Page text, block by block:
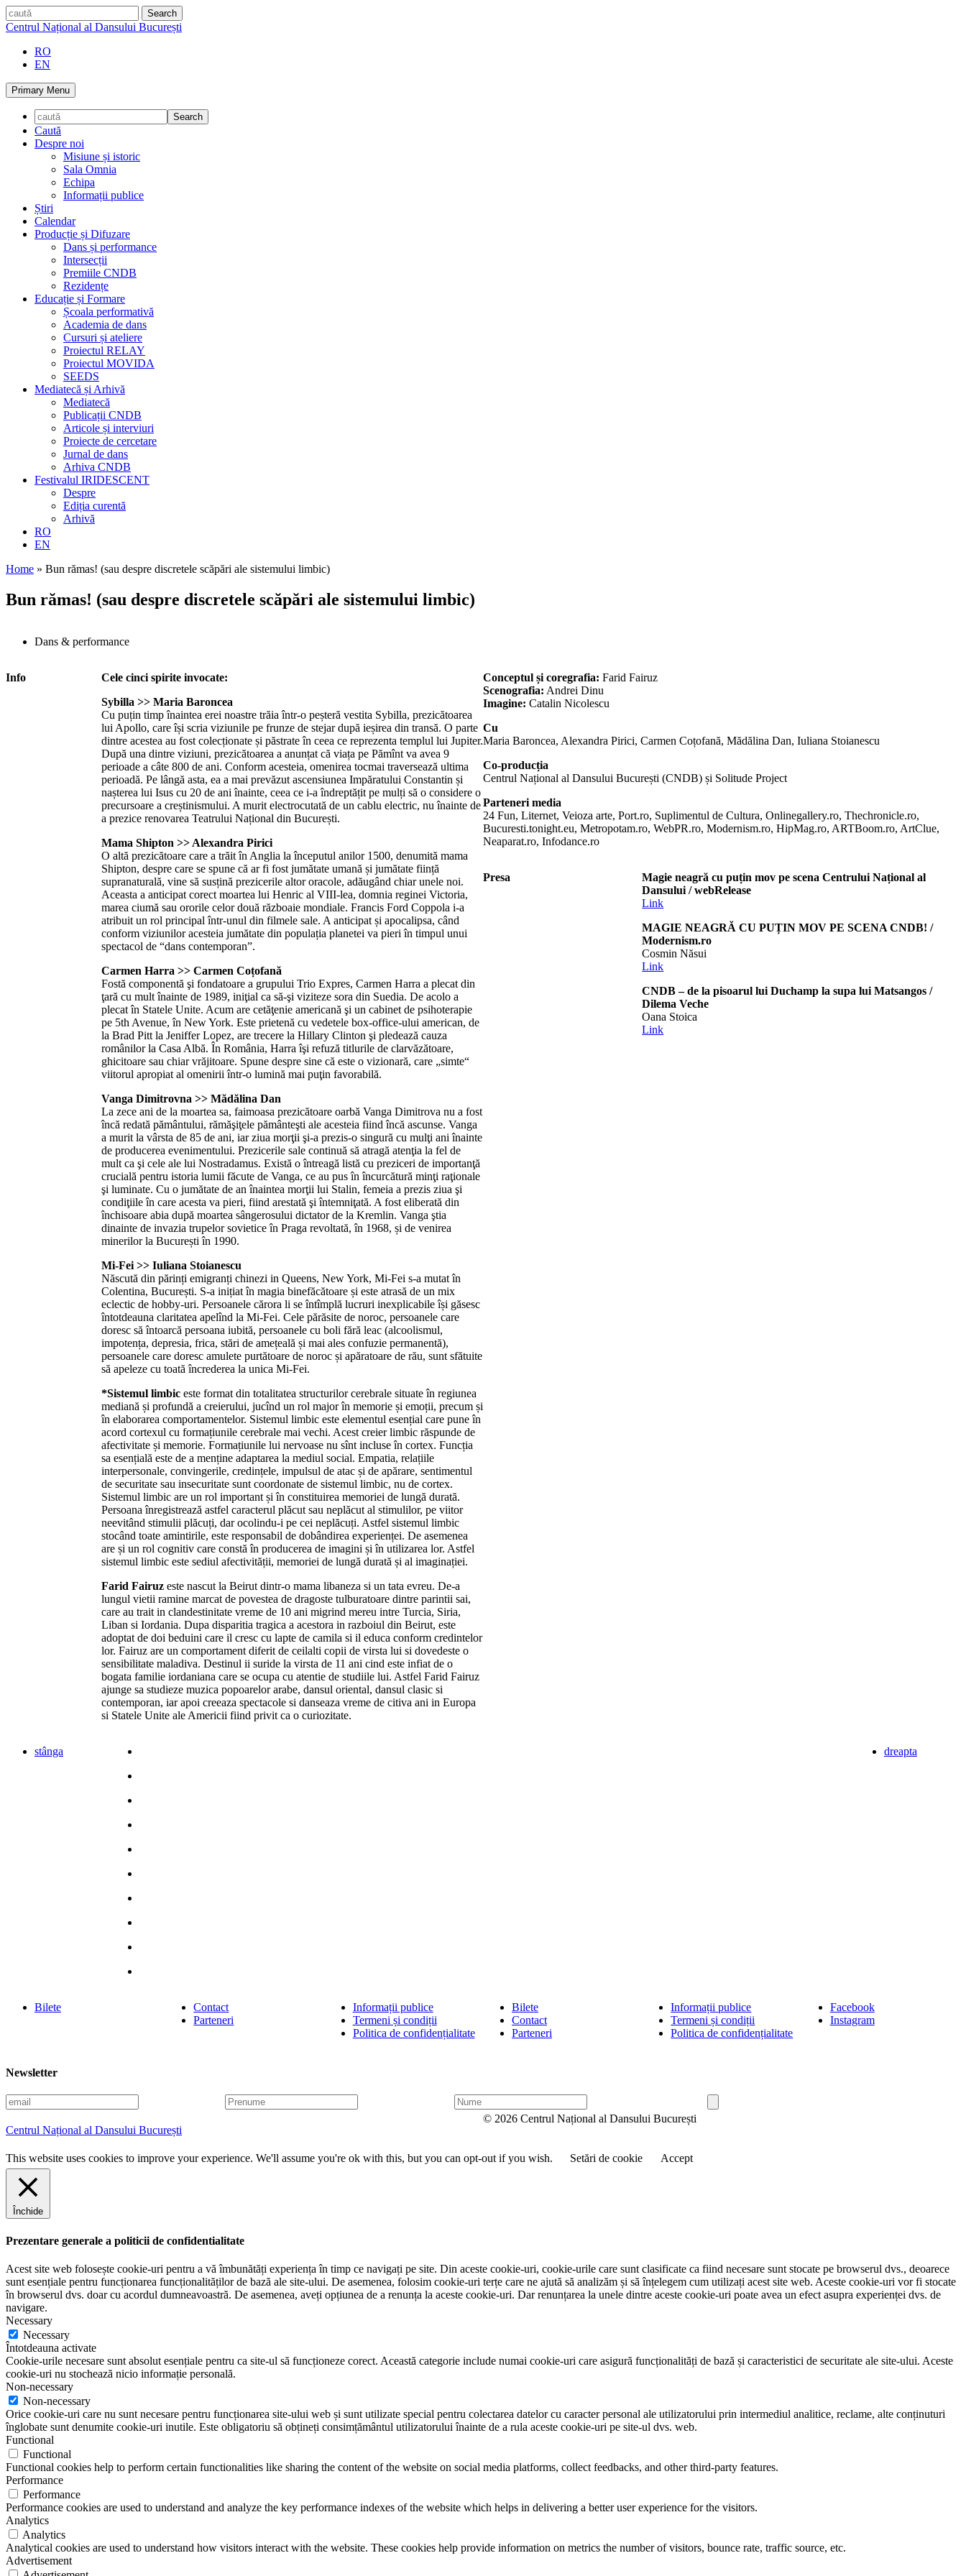
Skip
to
caută
Centrul Național al Dansului București
RO
EN
Primary Menu
Caută
Despre noi
Misiune și istoric
Sala Omnia
Echipa
Informații publice
Știri
Calendar
Producție și Difuzare
Dans și performance
Intersecții
Premiile CNDB
Rezidențe
Educație și Formare
Școala performativă
Academia de dans
Cursuri și ateliere
Proiectul RELAY
Proiectul MOVIDA
SEEDS
Mediatecă și Arhivă
Mediatecă
Publicații CNDB
Articole și interviuri
Proiecte de cercetare
Jurnal de dans
Arhiva CNDB
Festivalul IRIDESCENT
Despre
Ediția curentă
Arhivă
RO
EN
Home » Bun rămas! (sau despre discretele scăpări ale sistemului limbic)
Bun rămas! (sau despre discretele scăpări ale sistemului limbic)
Dans & performance
Info
Cele cinci spirite invocate:
Sybilla >> Maria Baroncea
Cu puțin timp înaintea erei noastre trăia într-o peșteră vestita Sybilla, prezicătoarea
lui Apollo, care își scria viziunile pe frunze de stejar după ieșirea din transă. O parte
dintre acestea au fost colecționate și păstrate în ceea ce reprezenta templul lui Jupiter.
După una dintre viziuni, prezicătoarea a anunțat că viața pe Pămînt va avea 9
perioade a câte 800 de ani. Conform acesteia, omenirea tocmai traversează ultima
perioadă. Pe lângă asta, ea a mai prevăzut ascensiunea Impăratului Constantin și
nașterea lui Isus cu 20 de ani înainte, ceea ce i-a îndreptățit pe mulți să o considere o
precursoare a creștinismului. A murit electrocutată de un cablu electric, nu înainte de
a prezice renovarea Teatrului Național din București.
Mama Shipton >> Alexandra Pirici
O altă prezicătoare care a trăit în Anglia la începutul anilor 1500, denumită mama
Shipton, despre care se spune că ar fi fost jumătate umană și jumătate ființă
supranaturală, vine să susțină prezicerile altor oracole, adăugând chiar unele noi.
Aceasta a anticipat corect moartea lui Henric al VIII-lea, domnia reginei Victoria,
marea ciumă sau ororile celor două războaie mondiale. Francis Ford Coppola i-a
atribuit un rol principal într-unul din filmele sale. A anticipat și apocalipsa, când
conform viziunilor acesteia jumătate din populația planetei va pieri în timpul unui
spectacol de “dans contemporan”.
Carmen Harra >> Carmen Coțofană
Fostă componentă şi fondatoare a grupului Trio Expres, Carmen Harra a plecat din
ţară cu mult înainte de 1989, iniţial ca să-şi viziteze sora din Suedia. De acolo a
plecat în Statele Unite. Acum are cetăţenie americană şi un cabinet de psihoterapie
pe 5th Avenue, în New York. Este prietenă cu vedetele box-office-ului american, de
la Brad Pitt la Jeniffer Lopez, are trecere la Hillary Clinton şi pledează cauza
românilor la Casa Albă. În România, Harra îşi refuză titlurile de clarvăzătoare,
ghicitoare sau chiar vrăjitoare. Spune despre sine că este o vizionară, care „simte“
viitorul apropiat al omenirii într-o lumină mai puţin favorabilă.
Vanga Dimitrovna >> Mădălina Dan
La zece ani de la moartea sa, faimoasa prezicătoare oarbă Vanga Dimitrova nu a fost
încă redată pământului, rămăşiţele pământeşti ale acesteia fiind încă ascunse. Vanga
a murit la vârsta de 85 de ani, iar ziua morţii şi-a prezis-o singură cu mulţi ani înainte
de producerea evenimentului. Prezicerile sale continuă să atragă atenţia la fel de
mult ca şi cele ale lui Nostradamus. Există o întreagă listă cu preziceri de importanţă
crucială pentru istoria lumii făcute de Vanga, ce au pus în încurcătură minţi raţionale
şi luminate. Cu o jumătate de an înaintea morţii lui Stalin, femeia a prezis ziua şi
condiţiile în care acesta va pieri, fiind arestată şi întemniţată. A fost eliberată din
închisoare abia după moartea sângerosului dictator de la Kremlin. Vanga ştia
dinainte de invazia trupelor sovietice în Praga revoltată, în 1968, și de venirea
minerilor la București în 1990.
Mi-Fei >> Iuliana Stoianescu
Născută din părinți emigranți chinezi in Queens, New York, Mi-Fei s-a mutat în
Colentina, București. S-a inițiat în magia binefăcătoare și este atrasă de un mix
eclectic de hobby-uri. Persoanele cărora li se întîmplă lucruri inexplicabile își găsesc
întotdeauna claritatea apelînd la Mi-Fei. Cele părăsite de noroc, persoanele care
doresc să întoarcă persoana iubită, persoanele cu boli fără leac (alcoolismul,
impotența, depresia, frica, stări de amețeală și mai ales confuzie permanentă),
persoanele care doresc amulete purtătoare de noroc și apăratoare de rău, sunt sfătuite
să apeleze cu toată încrederea la unica Mi-Fei.
*Sistemul limbiceste format din totalitatea structurilor cerebrale situate în regiunea
mediană și profundă a creierului, jucînd un rol major în memorie și emoții, precum și
în elaborarea comportamentelor. Sistemul limbic este elementul esențial care pune în
acord cortexul cu formațiunile cerebrale mai vechi. Acest creier limbic răspunde de
afectivitate și memorie. Formațiunile lui nervoase nu sînt incluse în cortex. Funcția
sa esențială este de a menține adaptarea la mediul social. Empatia, relațiile
interpersonale, convingerile, credințele, impulsul de atac și de apărare, sentimentul
de securitate sau insecuritate sunt coordonate de sistemul limbic, nu de cortex.
Sistemul limbic are un rol important și în constituirea memoriei de lungă durată.
Persoana înregistrează astfel caracterul plăcut sau neplăcut al stimulilor, pe viitor
neevitând stimulii plăcuți, dar ocolindu-i pe cei neplăcuți. Astfel sistemul limbic
stocând toate amintirile, este responsabil de dobândirea experienței. De asemenea
are și un rol cognitiv care constă în producerea de imagini și în utilizarea lor. Astfel
sistemul limbic este sediul afectivității, memoriei de lungă durată și al imaginației.
Farid Fairuzeste nascut la Beirut dintr-o mama libaneza si un tata evreu. De-a
lungul vietii ramine marcat de povestea de dragoste tulburatoare dintre parintii sai,
care au trait in clandestinitate vreme de 10 ani migrind mereu intre Turcia, Siria,
Liban si Iordania. Dupa disparitia tragica a acestora in razboiul din Beirut, este
adoptat de doi beduini care il cresc cu lapte de camila si il educa conform credintelor
lor. Fairuz are un comportament diferit de ceilalti copii de virsta lui si dovedeste o
sensibilitate maladiva. Destinul ii suride la virsta de 11 ani cind este infiat de o
bogata familie iordaniana care se ocupa cu atentie de studiile lui. Astfel Farid Fairuz
ajunge sa studieze muzica popoarelor arabe, dansul oriental, dansul clasic si
contemporan, iar apoi creeaza spectacole si danseaza vreme de citiva ani in Europa
si Statele Unite ale Americii fiind privit ca o curiozitate.
Conceptul și coregrafia: Farid Fairuz
Scenografia: Andrei Dinu
Imagine: Catalin Nicolescu
Cu
Maria Baroncea, Alexandra Pirici, Carmen Coțofană, Mădălina Dan, Iuliana Stoianescu
Co-producția
Centrul Național al Dansului București (CNDB) și Solitude Project
Parteneri media
24 Fun, Liternet, Veioza arte, Port.ro, Suplimentul de Cultura, Onlinegallery.ro, Thechronicle.ro,
Bucuresti.tonight.eu, Metropotam.ro, WebPR.ro, Modernism.ro, HipMag.ro, ARTBoom.ro, ArtClue,
Neaparat.ro, Infodance.ro
Presa
Magie neagră cu puțin mov pe scena Centrului Național al
Dansului / webRelease
Link
MAGIE NEAGRĂ CU PUȚIN MOV PE SCENA CNDB! /
Modernism.ro
Cosmin Năsui
Link
CNDB – de la pisoarul lui Duchamp la supa lui Matsangos /
Dilema Veche
Oana Stoica
Link
stânga dreapta
Bilete
Contact
Parteneri
Informații publice
Termeni și condiții
Politica de confidențialitate
Bilete
Contact
Parteneri
Informații publice
Termeni și condiții
Politica de confidențialitate
Facebook
Instagram
Newsletter
E
m
a
i
l
P
r
u
m
N
u
Centrul Național al Dansului București
© 2026 Centrul Național al Dansului București
This website uses cookies to improve your experience. We'll assume you're ok with this, but you can opt-out if you wish. Setări de cookie Accept
Închide
Prezentare generale a politicii de confidentialitate
Acest site web folosește cookie-uri pentru a vă îmbunătăți experiența în timp ce navigați pe site. Din aceste cookie-uri, cookie-urile care sunt clasificate ca fiind necesare sunt stocate pe browserul dvs., deoarece
sunt esențiale pentru funcționarea funcționalităților de bază ale site-ului. De asemenea, folosim cookie-uri terțe care ne ajută să analizăm și să înțelegem cum utilizați acest site web. Aceste cookie-uri vor fi stocate
în browserul dvs. doar cu acordul dumneavoastră. De asemenea, aveți opțiunea de a renunța la aceste cookie-uri. Dar renunțarea la unele dintre aceste cookie-uri poate avea un efect asupra experienței dvs. de
navigare.
Necessary
Necessary
Întotdeauna activate
Cookie-urile necesare sunt absolut esențiale pentru ca site-ul să funcționeze corect. Această categorie include numai cookie-uri care asigură funcționalități de bază și caracteristici de securitate ale site-ului. Aceste
cookie-uri nu stochează nicio informație personală.
Non-necessary
Non-necessary
Orice cookie-uri care nu sunt necesare pentru funcționarea site-ului web și sunt utilizate special pentru colectarea datelor cu caracter personal ale utilizatorului prin intermediul analitice, reclame, alte conținuturi
înglobate sunt denumite cookie-uri inutile. Este obligatoriu să obțineți consimțământul utilizatorului înainte de a rula aceste cookie-uri pe site-ul dvs. web.
Functional
Functional
Functional cookies help to perform certain functionalities like sharing the content of the website on social media platforms, collect feedbacks, and other third-party features.
Performance
Performance
Performance cookies are used to understand and analyze the key performance indexes of the website which helps in delivering a better user experience for the visitors.
Analytics
Analytics
Analytical cookies are used to understand how visitors interact with the website. These cookies help provide information on metrics the number of visitors, bounce rate, traffic source, etc.
Advertisement